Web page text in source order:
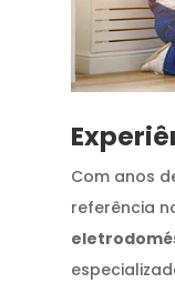
Com anos
referência